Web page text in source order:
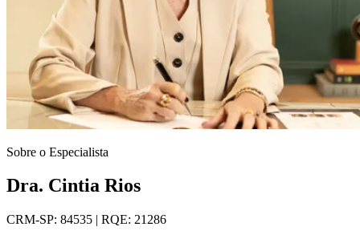
Sobre o Especialista
Dra. Cintia Rios
CRM-SP: 84535 | RQE: 21286